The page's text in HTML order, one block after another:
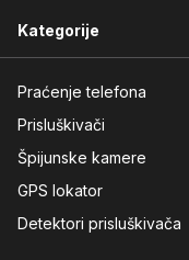
Kategorije
Praćenje telefona
Prisluškivači
Špijunske kamere
GPS lokator
Detektori prisluškivača